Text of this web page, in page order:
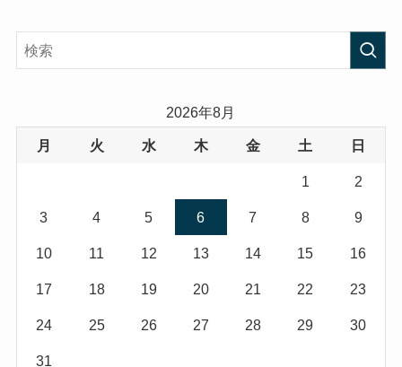
2026年8月
月 火 水 木 金 土 日
1 2
3 4 5 6 7 8 9
10 11 12 13 14 15 16
17 18 19 20 21 22 23
24 25 26 27 28 29 30
31